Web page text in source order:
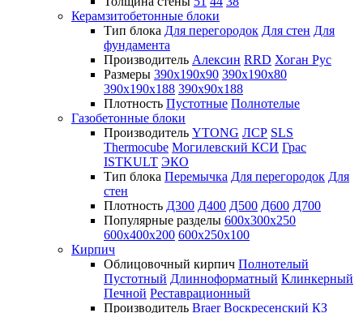
Керамзитобетонные блоки
Тип блока Для перегородок Для стен Для
фундамента
Производитель Алексин RRD Хоган Рус
Размеры 390х190х90 390х190х80
390х190х188 390х90х188
Плотность Пустотные Полнотелые
Газобетонные блоки
Производитель YTONG ЛСР SLS
Thermocube Могилевский КСИ Грас
ISTKULT ЭКО
Тип блока Перемычка Для перегородок Для
стен
Плотность Д300 Д400 Д500 Д600 Д700
Популярные разделы 600х300х250
600х400х200 600х250х100
Кирпич
Облицовочный кирпич Полнотелый
Пустотный Длинноформатный Клинкерный
Печной Реставрационный
Производитель Braer Воскресенский КЗ